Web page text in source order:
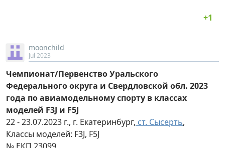
moonchild
Jul 2023
Чемпионат/Первенство Уральского
Федерального округа и Свердловской обл. 2023
года по авиамодельному спорту в классах
моделей F3J и F5J
22 - 23.07.2023 г., г. Екатеринбург, ст. Сысерть,
Классы моделей: F3J, F5J